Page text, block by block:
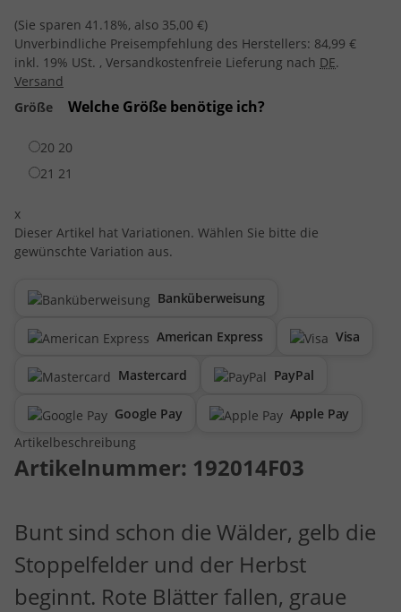
(Sie sparen 41.18%, also 35,00 €)
Unverbindliche Preisempfehlung des Herstellers: 84,99 €
inkl. 19% USt. , Versandkostenfreie Lieferung nach DE.
Versand
Größe
Welche Größe benötige ich?
20 20
21 21
x
Dieser Artikel hat Variationen. Wählen Sie bitte die
gewünschte Variation aus.
Banküberweisung
American Express Visa
Mastercard PayPal
Google Pay
Apple Pay
Artikelbeschreibung
Artikelnummer: 192014F03
Bunt sind schon die Wälder, gelb die
Stoppelfelder und der Herbst
beginnt. Rote Blätter fallen, graue